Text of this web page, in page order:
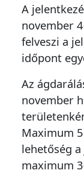
A
november
felveszi a
időpont
Az
november
Maximum
lehetőség
maximum